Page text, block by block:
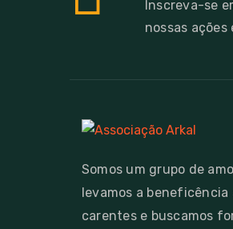
Inscreva-se
nossas
Somos um grupo de
levamos a beneficência
carentes e buscamos